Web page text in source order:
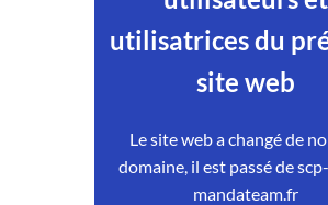
utilisatrices du
site web
Le site web a changé de
domaine, il est passé de
mandateam.fr